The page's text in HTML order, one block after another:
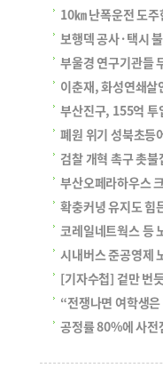
10㎞ 난폭운전 도
보행덱 공사·택시
부울경 연구기관들
이춘재, 화성연쇄
부산진구, 155억 투
폐원 위기 성북초등
검찰 개혁 촉구 촛
부산오페라하우스
확충커녕 유지도 힘
코레일네트웍스 등
시내버스 준공영제
[기자수첩] 겉만 번
“전쟁나면 여학생
공정률 80%에 사